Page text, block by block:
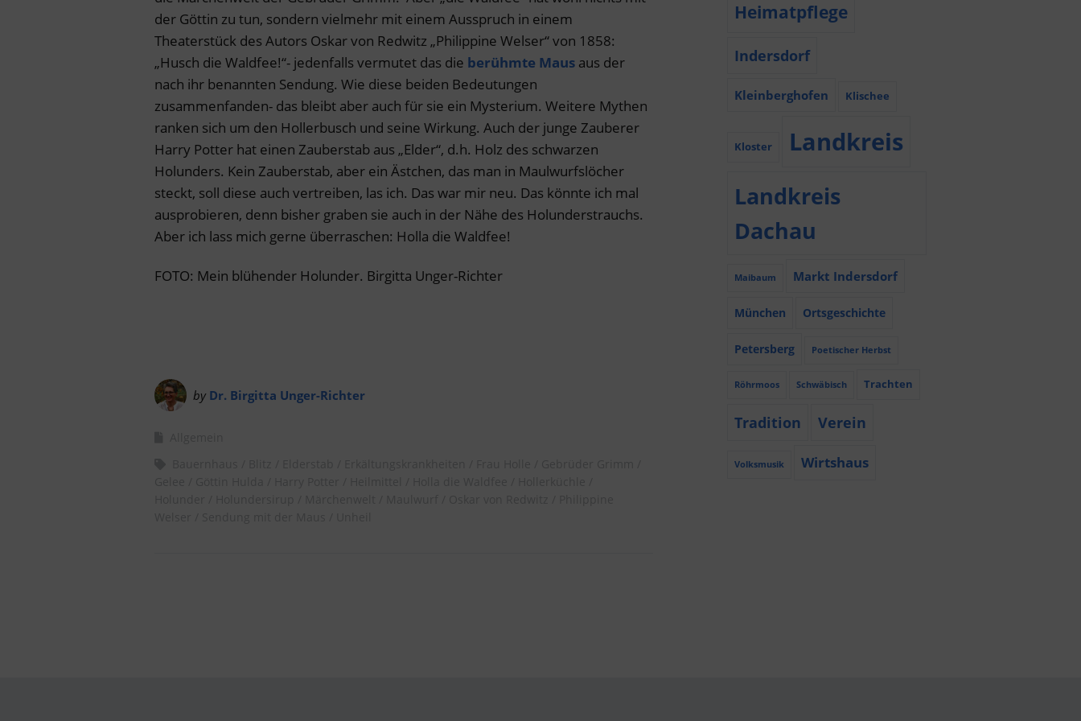
der Göttin zu tun, sondern vielmehr mit einem Ausspruch in einem
Theaterstück des Autors Oskar von Redwitz „Philippine Welser“ von 1858:
„Husch die Waldfee!“- jedenfalls vermutet das die berühmte Maus aus der
nach ihr benannten Sendung. Wie diese beiden Bedeutungen
zusammenfanden- das bleibt aber auch für sie ein Mysterium. Weitere Mythen
ranken sich um den Hollerbusch und seine Wirkung. Auch der junge Zauberer
Harry Potter hat einen Zauberstab aus „Elder“, d.h. Holz des schwarzen
Holunders. Kein Zauberstab, aber ein Ästchen, das man in Maulwurfslöcher
steckt, soll diese auch vertreiben, las ich. Das war mir neu. Das könnte ich mal
ausprobieren, denn bisher graben sie auch in der Nähe des Holunderstrauchs.
Aber ich lass mich gerne überraschen: Holla die Waldfee!
FOTO: Mein blühender Holunder. Birgitta Unger-Richter
by Dr. Birgitta Unger-Richter
Heimatpflege
Indersdorf
Kleinberghofen Klischee
Kloster Landkreis
Landkreis
Dachau
Maibaum Markt Indersdorf
München Ortsgeschichte
Petersberg Poetischer Herbst
Röhrmoos Schwäbisch Trachten
Tradition Verein
Volksmusik Wirtshaus